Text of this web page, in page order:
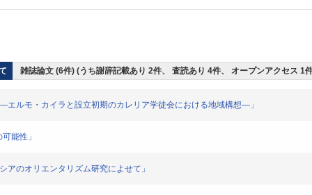
雑誌論文 (6件) (うち謝辞記載あり 2件、 査読あり 4件、 オープンアクセス 1
ルモ・カイラと設立初期のカレリア学徒会における地域構想―」
能性」
のオリエンタリズム研究によせて」